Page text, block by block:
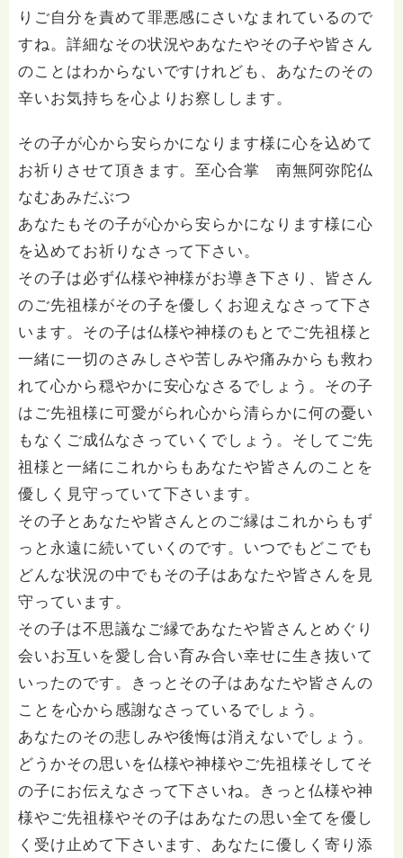
りご自分を責めて罪悪感にさいなまれているので
すね。詳細なその状況やあなたやその子や皆さん
のことはわからないですけれども、あなたのその
辛いお気持ちを心よりお察しします。
その子が心から安らかになります様に心を込めて
お祈りさせて頂きます。至心合掌 南無阿弥陀仏
なむあみだぶつ
あなたもその子が心から安らかになります様に心
を込めてお祈りなさって下さい。
その子は必ず仏様や神様がお導き下さり、皆さん
のご先祖様がその子を優しくお迎えなさって下さ
います。その子は仏様や神様のもとでご先祖様と
一緒に一切のさみしさや苦しみや痛みからも救わ
れて心から穏やかに安心なさるでしょう。その子
はご先祖様に可愛がられ心から清らかに何の憂い
もなくご成仏なさっていくでしょう。そしてご先
祖様と一緒にこれからもあなたや皆さんのことを
優しく見守っていて下さいます。
その子とあなたや皆さんとのご縁はこれからもず
っと永遠に続いていくのです。いつでもどこでも
どんな状況の中でもその子はあなたや皆さんを見
守っています。
その子は不思議なご縁であなたや皆さんとめぐり
会いお互いを愛し合い育み合い幸せに生き抜いて
いったのです。きっとその子はあなたや皆さんの
ことを心から感謝なさっているでしょう。
あなたのその悲しみや後悔は消えないでしょう。
どうかその思いを仏様や神様やご先祖様そしてそ
の子にお伝えなさって下さいね。きっと仏様や神
様やご先祖様やその子はあなたの思い全てを優し
く受け止めて下さいます、あなたに優しく寄り添